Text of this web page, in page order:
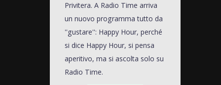
Privitera. A Radio Time arriva
un nuovo programma tutto da
''gustare'': Happy Hour, perché
si dice Happy Hour, si pensa
aperitivo, ma si ascolta solo su
Radio Time.